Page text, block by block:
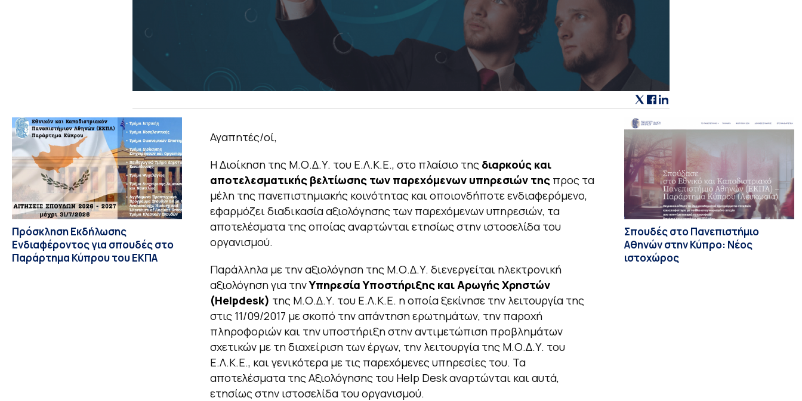
Πρόσκληση Εκδήλωσης
Ενδιαφέροντος για σπουδές στο
Παράρτημα Κύπρου του ΕΚΠΑ
Αγαπητές/οί,
Η Διοίκηση της Μ.Ο.Δ.Υ. του Ε.Λ.Κ.Ε., στο πλαίσιο της διαρκούς και
αποτελεσματικής βελτίωσης των παρεχόμενων υπηρεσιών της προς τα
μέλη της πανεπιστημιακής κοινότητας και οποιονδήποτε ενδιαφερόμενο,
εφαρμόζει διαδικασία αξιολόγησης των παρεχόμενων υπηρεσιών, τα
αποτελέσματα της οποίας αναρτώνται ετησίως στην ιστοσελίδα του
οργανισμού.
Παράλληλα με την αξιολόγηση της Μ.Ο.Δ.Υ. διενεργείται ηλεκτρονική
αξιολόγηση για τηνΥπηρεσία Υποστήριξης και Αρωγής Χρηστών
(Helpdesk) της Μ.Ο.Δ.Υ. του Ε.Λ.Κ.Ε. η οποία ξεκίνησε την λειτουργία της
στις 11/09/2017 με σκοπό την απάντηση ερωτημάτων, την παροχή
πληροφοριών και την υποστήριξη στην αντιμετώπιση προβλημάτων
σχετικών με τη διαχείριση των έργων, την λειτουργία της Μ.Ο.Δ.Υ. του
Ε.Λ.Κ.Ε., και γενικότερα με τις παρεχόμενες υπηρεσίες του. Τα
αποτελέσματα της Αξιολόγησης του Help Desk αναρτώνται και αυτά,
ετησίως στην ιστοσελίδα του οργανισμού.
Σπουδές στο Πανεπιστήμιο
Αθηνών στην Κύπρο: Νέος
ιστοχώρος